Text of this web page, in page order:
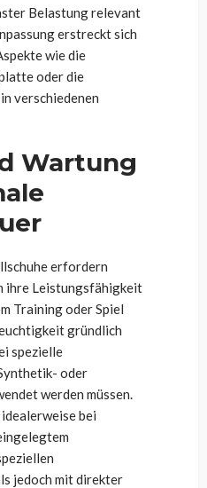
Belastung relevant
erstreckt sich
wie die
oder die
verschiedenen
Wartung
erfordern
ihre Leistungsfähigkeit
Training oder Spiel
gründlich
spezielle
oder
werden müssen.
bei
jedoch mit direkter